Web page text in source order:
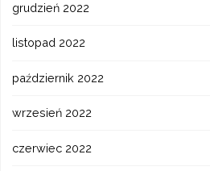
grudzień 2022
listopad 2022
październik 2022
wrzesień 2022
czerwiec 2022